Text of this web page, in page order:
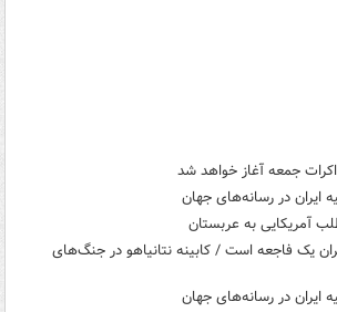
جمعه آغاز خواهد شد
ایران در رسانه‌های جهان
آمریکایی به عربستان
یک فاجعه است / کابینه نتانیاهو در جنگ‌های
ایران در رسانه‌های جهان